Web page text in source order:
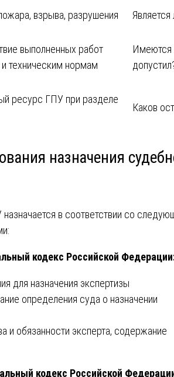
взрыва, разрушения
выполненных работ
техническим нормам
Имеются
ресурс ГПУ при разделе
Каков
назначения
в соответствии со
кодекс Российской
для назначения экспертизы
определения суда о назначении
и обязанности эксперта, содержание
кодекс Российской